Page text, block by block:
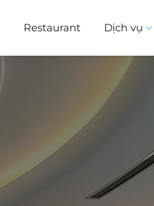
Restaurant Dịch vụ